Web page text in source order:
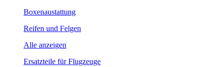
Boxenaustattung
Reifen und Felgen
Alle anzeigen
Ersatzteile für Flugzeuge